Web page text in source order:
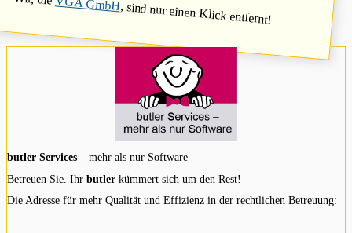
, sind nur einen Klick entfernt!
butler Services – mehr als nur Software
Betreuen Sie. Ihr butler kümmert sich um den Rest!
Die Adresse für mehr Qualität und Effizienz in der rechtlichen Betreuung: